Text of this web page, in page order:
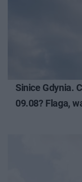
Sinice Gdynia.
09.08? Flaga,